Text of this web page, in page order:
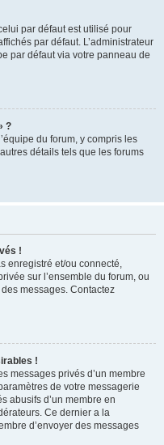
par défaut est utilisé pour
par défaut. L’administrateur
par défaut via votre panneau de
?
du forum, y compris les
détails tels que les forums
!
enregistré et/ou connecté,
sur l’ensemble du forum, ou
messages. Contactez
!
messages privés d’un membre
de votre messagerie
abusifs d’un membre en
Ce dernier a la
d’envoyer des messages